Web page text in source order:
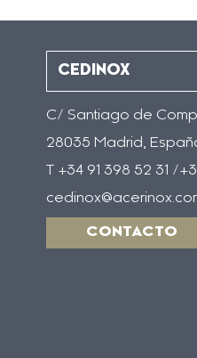
CEDINOX
C/ Santiago de
28035 Madrid,
T +34 91 398 52 31 /
CONTACTO